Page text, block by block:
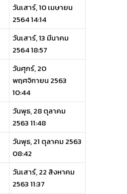
วันเสาร์, 10 เมษายน
2564 14:14
วันเสาร์, 13 มีนาคม
2564 18:57
วันศุกร์, 20
พฤศจิกายน 2563
10:44
วันพุธ, 28 ตุลาคม
2563 11:48
วันพุธ, 21 ตุลาคม 2563
08:42
วันเสาร์, 22 สิงหาคม
2563 11:37